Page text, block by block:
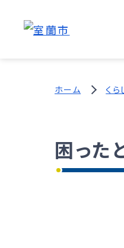
ホーム くら
困った